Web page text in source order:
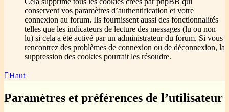
conservent vos paramètres d’authentification et votre
connexion au forum. Ils fournissent aussi des fonctionnalités
telles que les indicateurs de lecture des messages (lu ou non
lu) si cela a été activé par un administrateur du forum. Si vous
rencontrez des problèmes de connexion ou de déconnexion, la
suppression des cookies pourrait les résoudre.
Haut
Paramètres et préférences de l’utilisateur